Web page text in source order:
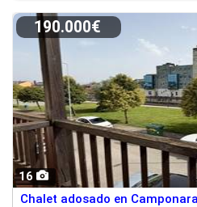
16
190.000€
Chalet adosado en